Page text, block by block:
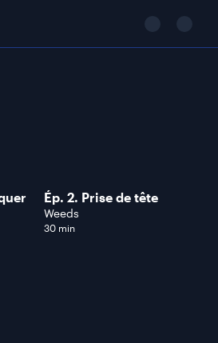
Ép. 2. Prise de tête
Weeds
30 min